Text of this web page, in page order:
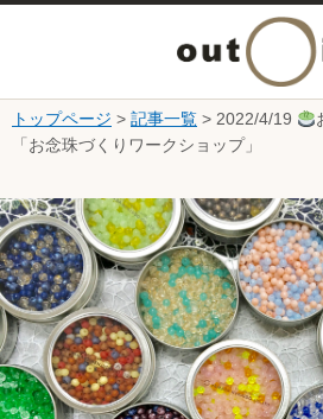
本文へ
ニ
ュ
ー
を
開
く
トップページ > 記事一覧 > 2022/4/19
「お念珠づくりワークショップ」